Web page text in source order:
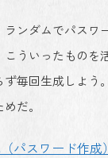
ンダムでパスワ
ういったものを
毎回生成しよう
だ。
パスワード作成）